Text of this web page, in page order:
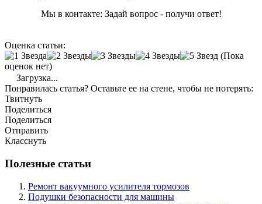
Мы в контакте: Задай вопрос - получи ответ!
Оценка статьи:
(Пока
оценок нет)
Загрузка...
Понравилась статья? Оставьте ее на стене, чтобы не потерять:
Твитнуть
Поделиться
Поделиться
Отправить
Класснуть
Полезные статьи
Ремонт вакуумного усилителя тормозов
Подушки безопасности для машины